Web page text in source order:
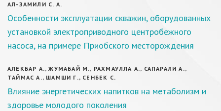
АЛ-ЗАМИЛИ С. А.
Особенности эксплуатации скважин, оборудованных
установкой электроприводного центробежного
насоса, на примере Приобского месторождения
АЛЕКБАР А., ЖУМАБАЙ М., РАХМАУЛЛА А., САПАРАЛИ А.,
ТАЙМАС А., ШАМШИ Г., СЕНБЕК С.
Влияние энергетических напитков на метаболизм и
здоровье молодого поколения